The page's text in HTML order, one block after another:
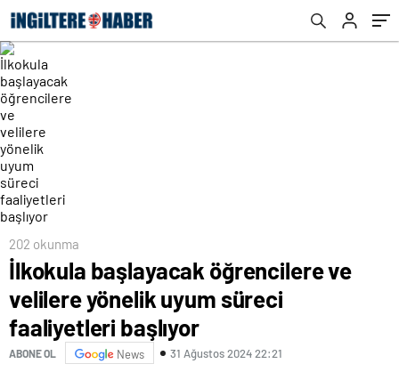
202 okunma
İlkokula başlayacak öğrencilere ve
velilere yönelik uyum süreci
faaliyetleri başlıyor
ABONE OL News 31 Ağustos 2024 22:21